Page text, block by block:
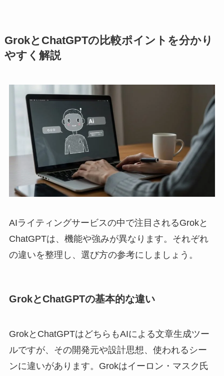
GrokとChatGPTの比較ポイントを分かり
やすく解説
AIライティングサービスの中で注目されるGrokと
ChatGPTは、機能や強みが異なります。それぞれ
の違いを整理し、選び方の参考にしましょう。
GrokとChatGPTの基本的な違い
GrokとChatGPTはどちらもAIによる文章生成ツー
ルですが、その開発元や設計思想、使われるシー
ンに違いがあります。Grokはイーロン・マスク氏